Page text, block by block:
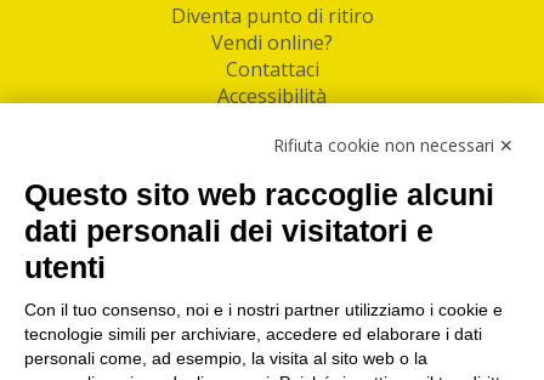
Diventa punto di ritiro
Vendi online?
Contattaci
Accessibilità
Facebook
Linkedin
I nostri punti di ritiro e spedizione pacchi nelle
maggiori città italiane
Torino|Milano|Roma|Bologna|Firenze| Genova
Rifiuta cookie non necessari ✕
Questo sito web raccoglie alcuni
dati personali dei visitatori e
utenti
Con il tuo consenso, noi e i nostri partner utilizziamo i cookie e
tecnologie simili per archiviare, accedere ed elaborare i dati
personali come, ad esempio, la visita al sito web o la